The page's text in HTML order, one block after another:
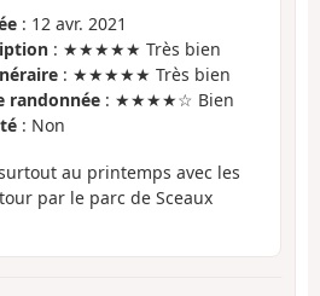
: 12 avr. 2021
: ★★★★★ Très bien
: ★★★★★ Très bien
randonnée : ★★★★☆ Bien
: Non
au printemps avec les
par le parc de Sceaux